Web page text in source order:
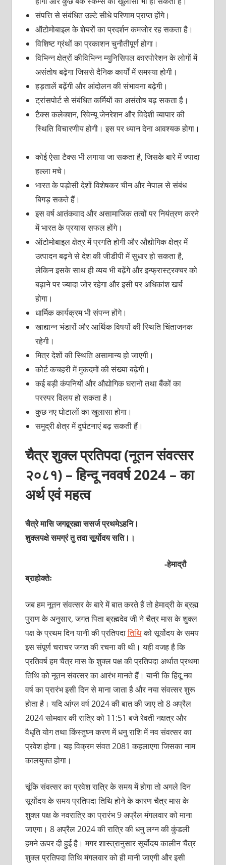
संपत्ति से संबंधित उल्टे सीधे परिणाम प्राप्त होंगे।
ऑटोमोबाइल के शेयरों का प्रदर्शन कमजोर रह सकता है।
विशिष्ट ग्रंथों का प्रकाशन चुनौतीपूर्ण होगा।
विभिन्न क्षेत्रों कीविभिन्न म्युनिसिपल कारपोरेशन के लोगों में
असंतोष बढ़ेगा जिससे दैनिक कार्यों में समस्या होगी।
हड़तालें बढ़ेंगी और आंदोलन की संभावना बढ़ेगी।
ट्रांसपोर्ट से संबंधित कर्मियों का असंतोष बढ़ सकता है।
टैक्स कलेक्शन, रिवेन्यू जेनरेशन और विदेशी व्यापार की
स्थिति विचारणीय होगी। इस पर ध्यान देना आवश्यक होगा।
कोई ऐसा टैक्स भी लगाया जा सकता है, जिसके बारे में ज्यादा
हल्ला मचे।
भारत के पड़ोसी देशों विशेषकर चीन और नेपाल से संबंध
बिगड़ सकते हैं।
इस वर्ष आतंकवाद और असामाजिक तत्वों पर नियंत्रण करने
में भारत के प्रयास सफल होंगे।
ऑटोमोबाइल क्षेत्र में प्रगति होगी और औद्योगिक क्षेत्र में
उत्पादन बढ़ने से देश की जीडीपी में सुधार हो सकता है,
लेकिन इसके साथ ही व्यय भी बढ़ेंगे और इन्फ्रास्ट्रक्चर को
बढ़ाने पर ज्यादा जोर रहेगा और इसी पर अधिकांश खर्च
होगा।
धार्मिक कार्यक्रम भी संपन्न होंगे।
खाद्यान्न भंडारों और आर्थिक विषयों की स्थिति चिंताजनक
रहेगी।
मित्र देशों की स्थिति असामान्य हो जाएगी।
कोर्ट कचहरी में मुकदमों की संख्या बढ़ेगी।
कई बड़ी कंपनियों और औद्योगिक घरानों तथा बैंकों का
परस्पर विलय हो सकता है।
कुछ नए घोटालों का खुलासा होगा।
समुद्री क्षेत्र में दुर्घटनाएं बढ़ सकती हैं।
चैत्र शुक्ल प्रतिपदा (नूतन संवत्सर
२०८१) – हिन्दू नववर्ष 2024 – का
अर्थ एवं महत्व
चैत्रे मासि जगद्ब्रह्मा ससर्ज प्रथमेऽहनि।
शुक्लपक्षे समग्रं तु तदा सूर्योदय सति।।
-हेमाद्रौ
ब्राहोक्तेः
जब हम नूतन संवत्सर के बारे में बात करते हैं तो हेमाद्री के ब्रह्म
पुराण के अनुसार, जगत पिता ब्रह्मदेव जी ने चैत्र मास के शुक्ल
पक्ष के प्रथम दिन यानी की प्रतिपदातिथिको सूर्योदय के समय
इस संपूर्ण चराचर जगत की रचना की थी। यही वजह है कि
प्रतिवर्ष हम चैत्र मास के शुक्ल पक्ष की प्रतिपदा अर्थात प्रथमा
तिथि को नूतन संवत्सर का आरंभ मानते हैं। यानी कि हिंदू नव
वर्ष का प्रारंभ इसी दिन से माना जाता है और नया संवत्सर शुरू
होता है। यदि आंग्ल वर्ष 2024 की बात की जाए तो 8 अप्रैल
2024 सोमवार की रात्रि को 11:51 बजे रेवती नक्षत्र और
वैधृति योग तथा किंस्तुघ्न करण में धनु राशि में नव संवत्सर का
प्रवेश होगा। यह विक्रम संवत 2081 कहलाएगा जिसका नाम
कालयुक्त होगा।
चूंकि संवत्सर का प्रवेश रात्रि के समय में होगा तो अगले दिन
सूर्योदय के समय प्रतिपदा तिथि होने के कारण चैत्र मास के
शुक्ल पक्ष के नवरात्रि का प्रारंभ 9 अप्रैल मंगलवार को माना
जाएगा। 8 अप्रैल 2024 की रात्रि की धनु लग्न की कुंडली
हमने ऊपर दी हुई है। मगर शास्त्रानुसार सूर्योदय कालीन चैत्र
शुक्ल प्रतिपदा तिथि मंगलवार को ही मानी जाएगी और इसी